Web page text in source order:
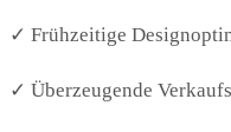
✓ Frühzeitige
✓ Überzeugende